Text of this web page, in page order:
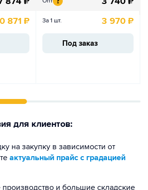
871 ₽ За 1 шт. 3 970 ₽
Под заказ
для клиентов:
на закупку в зависимости от
актуальный прайс с градацией
производство и большие складские